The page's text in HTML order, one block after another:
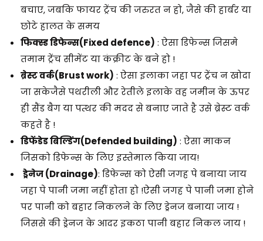
बचाए, जबकि फायर ट्रेंच की जरुरत न हो, जैसे की हार्बर या
छोटे हालत के समय
फिक्स्ड डिफेन्स(Fixed defence) : ऐसा डिफेन्स जिसमे
तमाम ट्रेंच सीमेंट या कंक्रीट के बने हो !
ब्रेस्ट वर्क(Brust work) : ऐसा इलाका जहा पर ट्रेंच न खोदा
जा सकेजैसे पथरीली और रेतीले इलाके वह जमीन के ऊपर
ही सैंड बैग या पत्थर की मदद से बनाए जाते है उसे ब्रेस्ट वर्क
कहते है !
डिफेंडेड बिल्डिंग(Defended building) : ऐसा माकन
जिसको डिफेन्स के लिए इस्तेमाल किया जाय!
ड्रेनेज(Drainage): डिफेन्स को ऐसी जगह पे बनाया जाय
जहा पे पानी जमा नहीं होता हो !ऐसी जगह पे पानी जमा होने
पर पानी को बहार निकलने के लिए ड्रेनज बनाया जाय !
जिससे की ड्रेनज के आदर इकठा पानी बहार निकल जाय !